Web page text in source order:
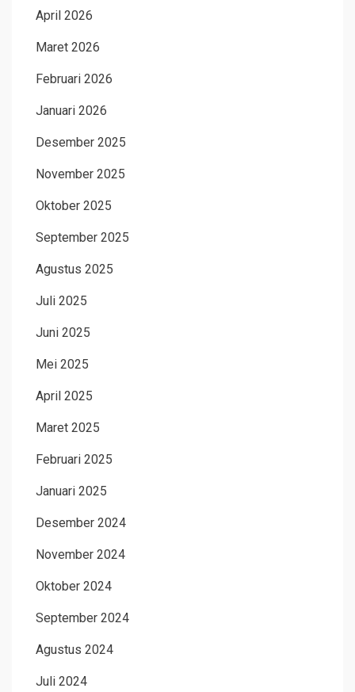
April 2026
Maret 2026
Februari 2026
Januari 2026
Desember 2025
November 2025
Oktober 2025
September 2025
Agustus 2025
Juli 2025
Juni 2025
Mei 2025
April 2025
Maret 2025
Februari 2025
Januari 2025
Desember 2024
November 2024
Oktober 2024
September 2024
Agustus 2024
Juli 2024